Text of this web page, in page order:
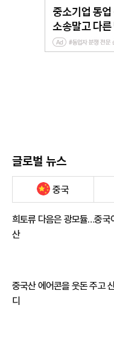
글로벌 뉴스
중국
희토류 다음은 광모듈…중국
산
중국산 에어콘을 웃돈 주고
디